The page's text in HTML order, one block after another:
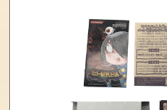
SNK VS CAPCO
買取価格
オブ・
ーズ2003
買取